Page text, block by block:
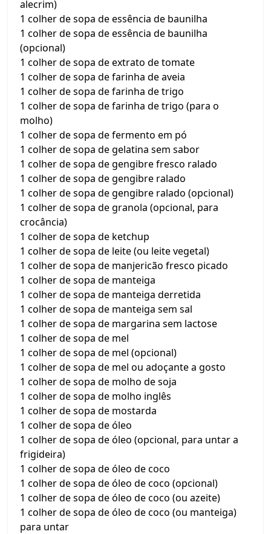
alecrim)
1 colher de sopa de essência de baunilha
1 colher de sopa de essência de baunilha
(opcional)
1 colher de sopa de extrato de tomate
1 colher de sopa de farinha de aveia
1 colher de sopa de farinha de trigo
1 colher de sopa de farinha de trigo (para o
molho)
1 colher de sopa de fermento em pó
1 colher de sopa de gelatina sem sabor
1 colher de sopa de gengibre fresco ralado
1 colher de sopa de gengibre ralado
1 colher de sopa de gengibre ralado (opcional)
1 colher de sopa de granola (opcional, para
crocância)
1 colher de sopa de ketchup
1 colher de sopa de leite (ou leite vegetal)
1 colher de sopa de manjericão fresco picado
1 colher de sopa de manteiga
1 colher de sopa de manteiga derretida
1 colher de sopa de manteiga sem sal
1 colher de sopa de margarina sem lactose
1 colher de sopa de mel
1 colher de sopa de mel (opcional)
1 colher de sopa de mel ou adoçante a gosto
1 colher de sopa de molho de soja
1 colher de sopa de molho inglês
1 colher de sopa de mostarda
1 colher de sopa de óleo
1 colher de sopa de óleo (opcional, para untar a
frigideira)
1 colher de sopa de óleo de coco
1 colher de sopa de óleo de coco (opcional)
1 colher de sopa de óleo de coco (ou azeite)
1 colher de sopa de óleo de coco (ou manteiga)
para untar